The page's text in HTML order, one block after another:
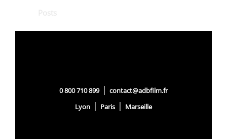
0 800 710 899| contact@adbfilm.fr
Lyon | Paris | Marseille